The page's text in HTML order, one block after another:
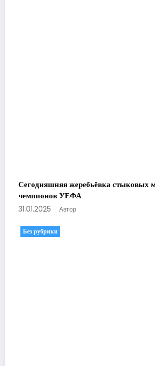
Сегодняшняя жеребьёвка стыковых
чемпионов УЕФА
31.01.2025 Автор
Без рубрики